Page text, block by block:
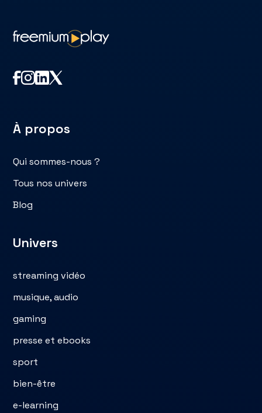
À propos
Qui sommes-nous ?
Tous nos univers
Blog
Univers
streaming vidéo
musique, audio
gaming
presse et ebooks
sport
bien-être
e-learning